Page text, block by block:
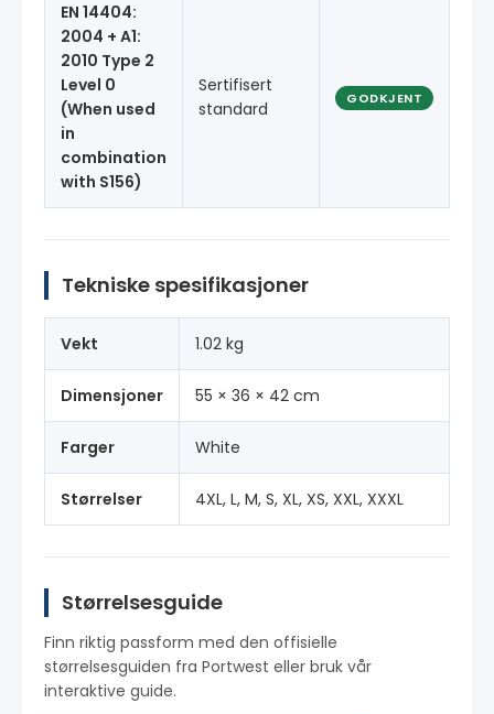
EN 14404:
2004 + A1:
2010 Type 2
Level 0
(When used
in
combination
with S156)
Sertifisert
standard
GODKJENT
Tekniske spesifikasjoner
Vekt 1.02 kg
Dimensjoner 55 × 36 × 42 cm
Farger White
Størrelser 4XL, L, M, S, XL, XS, XXL, XXXL
Størrelsesguide
Finn riktig passform med den offisielle
størrelsesguiden fra Portwest eller bruk vår
interaktive guide.